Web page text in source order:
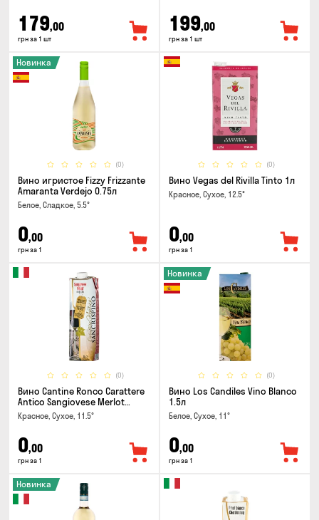
179,00
грн за 1 шт
199,00
грн за 1 шт
(0)
Новинка
Вино игристое Fizzy Frizzante
Amaranta Verdejo 0.75л
Белое, Сладкое, 5.5°
0,00
грн за 1
(0)
Вино Vegas del Rivilla Tinto 1л
Красное, Сухое, 12.5°
0,00
грн за 1
(0)
Вино Cantine Ronco Carattere
Antico Sangiovese Merlot
Rubicone IGT 1л
Красное, Сухое, 11.5°
0,00
грн за 1
(0)
Новинка
Вино Los Candiles Vino Blanco
1.5л
Белое, Сухое, 11°
0,00
грн за 1
Новинка